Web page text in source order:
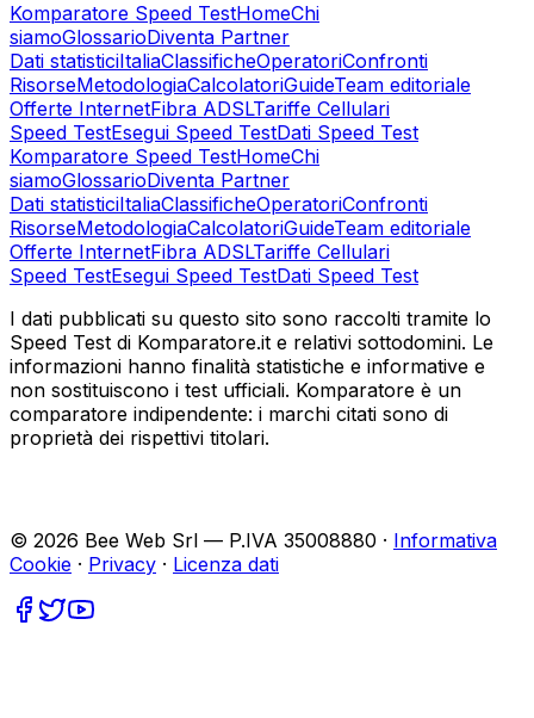
Komparatore Speed TestHomeChi
siamoGlossarioDiventa Partner
Dati statisticiItaliaClassificheOperatoriConfronti
RisorseMetodologiaCalcolatoriGuideTeam editoriale
Offerte InternetFibra ADSLTariffe Cellulari
Speed TestEsegui Speed TestDati Speed Test
Komparatore Speed TestHomeChi
siamoGlossarioDiventa Partner
Dati statisticiItaliaClassificheOperatoriConfronti
RisorseMetodologiaCalcolatoriGuideTeam editoriale
Offerte InternetFibra ADSLTariffe Cellulari
Speed TestEsegui Speed TestDati Speed Test
I dati pubblicati su questo sito sono raccolti tramite lo
Speed Test di Komparatore.it e relativi sottodomini. Le
informazioni hanno finalità statistiche e informative e
non sostituiscono i test ufficiali. Komparatore è un
comparatore indipendente: i marchi citati sono di
proprietà dei rispettivi titolari.
© 2026 Bee Web Srl — P.IVA 35008880 · Informativa
Cookie · Privacy · Licenza dati